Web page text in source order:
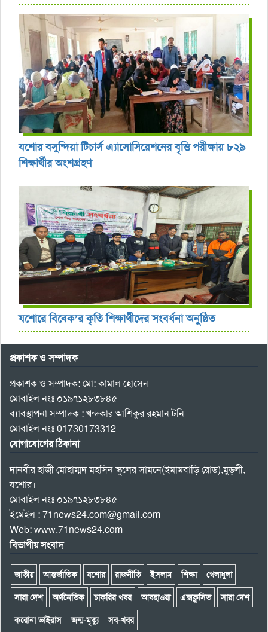
যশোর বসুন্দিয়া টিচার্স এ্যাসোসিয়েশনের বৃত্তি পরীক্ষায় ৮২৯
শিক্ষার্থীর অংশগ্রহণ
যশোরে বিবেক’র কৃতি শিক্ষার্থীদের সংবর্ধনা অনুষ্ঠিত
প্রকাশক ও সম্পাদক
প্রকাশক ও সম্পাদক: মো: কামাল হোসেন
মোবাইল নংঃ ০১৯৭১২৮৩৮৪৫
ব্যাবস্থাপনা সম্পাদক : খন্দকার আশিকুর রহমান টনি
মোবাইল নংঃ 01730173312
যোগাযোগের ঠিকানা
দানবীর হাজী মোহাম্মদ মহসিন স্কুলের সামনে(ইমামবাড়ি রোড),মুড়লী,
যশোর।
মোবাইল নংঃ ০১৯৭১২৮৩৮৪৫
ইমেইল : 71news24.com@gmail.com
Web: www.71news24.com
বিভাগীয় সংবাদ
জাতীয় আন্তর্জাতিক যশোর রাজনীতি ইসলাম শিক্ষা খেলাধুলা
সারা দেশ অর্থনৈতিক চাকরির খবর আবহাওয়া এক্সক্লুসিভ সারা দেশ
করোনা ভাইরাস জন্ম-মৃত্যু সব-খবর